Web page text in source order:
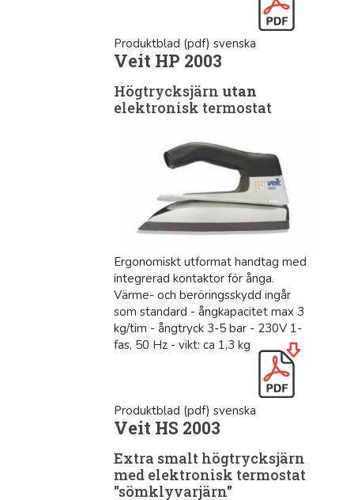
Produktblad (pdf) svenska
Veit HP 2003
Högtrycksjärn utan
elektronisk termostat
Ergonomiskt utformat handtag med
integrerad kontaktor för ånga.
Värme- och beröringsskydd ingår
som standard - ångkapacitet max 3
kg/tim - ångtryck 3-5 bar - 230V 1-
fas, 50 Hz - vikt: ca 1,3 kg
Produktblad (pdf) svenska
Veit HS 2003
Extra smalt högtrycksjärn
med elektronisk termostat
"sömklyvarjärn"